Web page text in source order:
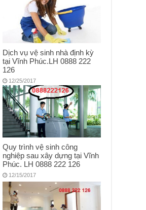
Dịch vụ vệ sinh nhà định kỳ
tại Vĩnh Phúc.LH 0888 222
126
12/25/2017
Quy trình vệ sinh công
nghiệp sau xây dựng tại Vĩnh
Phúc. LH 0888 222 126
12/15/2017